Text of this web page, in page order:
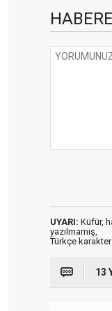
HABERE
UYARI: Küfür,
yazılmamış,
Türkçe
13